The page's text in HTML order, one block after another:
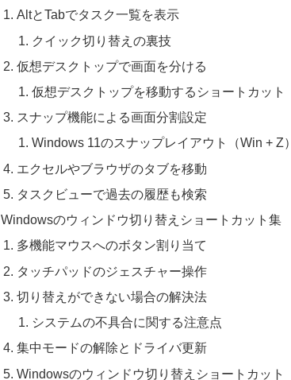
AltとTabでタスク一覧を表示
クイック切り替えの裏技
仮想デスクトップで画面を分ける
仮想デスクトップを移動するショートカット
スナップ機能による画面分割設定
Windows 11のスナップレイアウト（Win + Z）
エクセルやブラウザのタブを移動
タスクビューで過去の履歴も検索
Windowsのウィンドウ切り替えショートカット集
多機能マウスへのボタン割り当て
タッチパッドのジェスチャー操作
切り替えができない場合の解決法
システムの不具合に関する注意点
集中モードの解除とドライバ更新
Windowsのウィンドウ切り替えショートカット